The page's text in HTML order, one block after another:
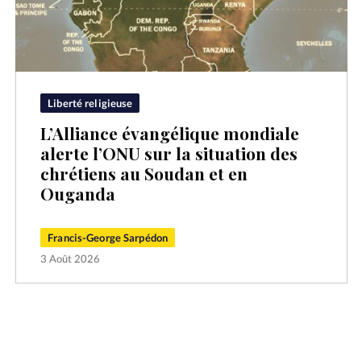
Liberté religieuse
L’Alliance évangélique mondiale
alerte l’ONU sur la situation des
chrétiens au Soudan et en
Ouganda
Francis-George Sarpédon
3 Août 2026